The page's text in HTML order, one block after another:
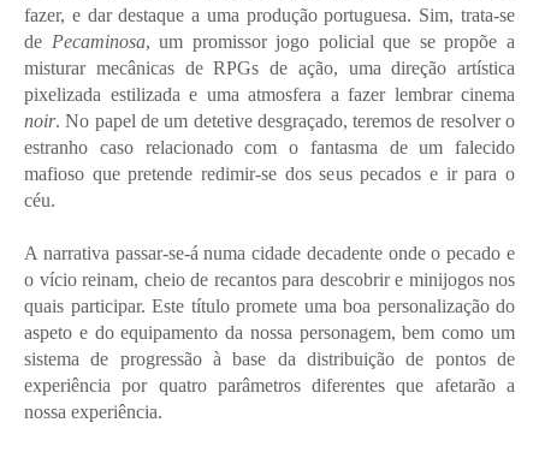
fazer, e dar destaque a uma produção portuguesa. Sim, trata-se
de Pecaminosa, um promissor jogo policial que se propõe a
misturar mecânicas de RPGs de ação, uma direção artística
pixelizada estilizada e uma atmosfera a fazer lembrar cinema
noir. No papel de um detetive desgraçado, teremos de resolver o
estranho caso relacionado com o fantasma de um falecido
mafioso que pretende redimir-se dos seus pecados e ir para o
céu.
A narrativa passar-se-á numa cidade decadente onde o pecado e
o vício reinam, cheio de recantos para descobrir e minijogos nos
quais participar. Este título promete uma boa personalização do
aspeto e do equipamento da nossa personagem, bem como um
sistema de progressão à base da distribuição de pontos de
experiência por quatro parâmetros diferentes que afetarão a
nossa experiência.